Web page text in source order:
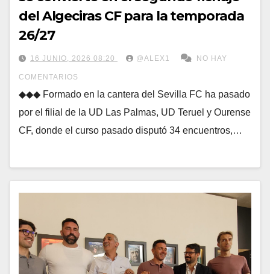
del Algeciras CF para la temporada
26/27
16 JUNIO, 2026 08:20 @ALEX1 NO HAY
COMENTARIOS
◆◆◆ Formado en la cantera del Sevilla FC ha pasado
por el filial de la UD Las Palmas, UD Teruel y Ourense
CF, donde el curso pasado disputó 34 encuentros,…